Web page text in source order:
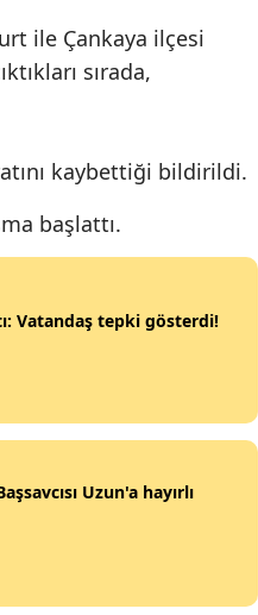
Eskişehir
Giresun
Gümüşhane
Hakkari
İzmir
Kastamonu
ile Çankaya ilçesi
sırada,
kaybettiği bildirildi.
başlattı.
Vatandaş tepki gösterdi!
Uzun'a hayırlı